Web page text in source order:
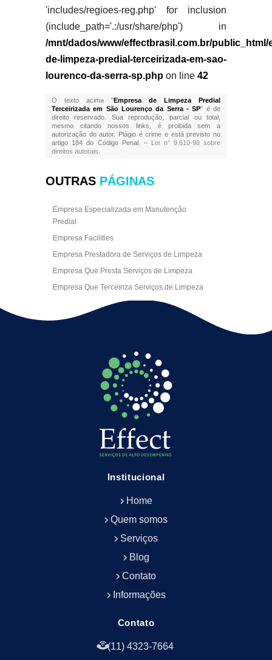
'includes/regioes-reg.php' for inclusion
(include_path='.:/usr/share/php') in
/mnt/dados/www/effectbrasil.com.br/public_html/
de-limpeza-predial-terceirizada-em-sao-
lourenco-da-serra-sp.phpon line 42
O texto acima "Empresa de Limpeza Predial
Terceirizada em São Lourenço da Serra - SP" é de
direito reservado. Sua reprodução, parcial ou total,
mesmo citando nossos links, é proibida sem a
autorização do autor. Plágio é crime e está previsto no
artigo 184 do Código Penal. – Lei n° 9.610-98 sobre
direitos autorais
OUTRAS PÁGINAS
Empresa Especializada em Manutenção
Predial
Empresa Facilities
Empresa Prestadora de Serviços de Limpeza
Empresa Que Presta Serviços de Limpeza
Empresa Que Terceiriza Serviços de Limpeza
Empresa Terceirizada de Portaria
Empresa de Facilities
Empresa de Limpeza Empresarial
Empresa de Limpeza Predial
Empresa de Limpeza Predial Terceirizada
Empresa de Limpeza de Escritório
Empresa de Limpeza de Fachada
Empresa de Limpeza de Fachadas
Empresa de Limpeza e Conservação Predial
Empresa de Portaria e Controlador de Acesso
Empresa de Portaria e Limpeza
Empresa de Serviços Terceirizados
Empresa de Terceirização de Portaria
Empresa de Terceirização de Serviços de
Empresa de Terceirização de Serviços de
Empresa de Zeladoria e Portaria
Institucional
Home
Quem somos
Serviços
Blog
Contato
Informações
Contato
(11) 4323-7664